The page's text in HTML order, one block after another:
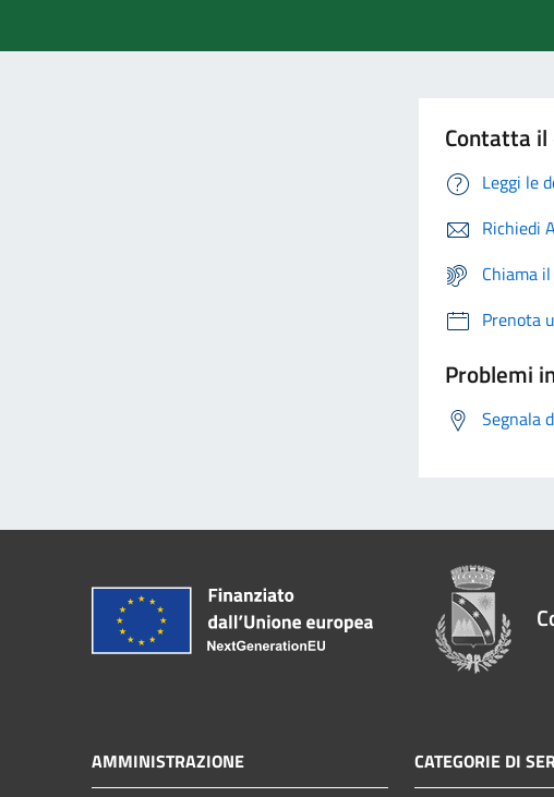
Contatta il
Leggi le
Richiedi
Chiama
Prenota
Problemi
Segnala
AMMINISTRAZIONE CATEGORIE DI